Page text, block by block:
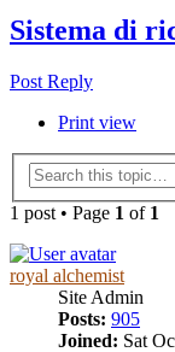
Sistema di
Post Reply
Print view
1 post • Page 1 of 1
royal alchemist
Site Admin
Posts: 905
Joined: Sat